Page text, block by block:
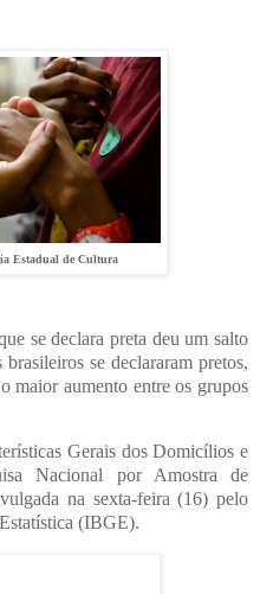
Estadual de Cultura
se declara preta deu um salto
se declararam pretos,
maior aumento entre os grupos
Gerais dos Domicílios e
Nacional por Amostra de
na sexta-feira (16) pelo
(IBGE).